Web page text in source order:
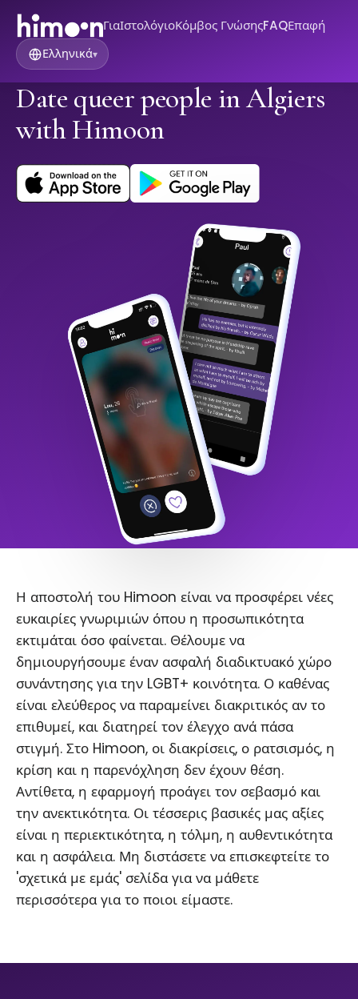
ΓιαΙστολόγιοΚόμβος ΓνώσηςFAQΕπαφή
Ελληνικά▾
Date queer people in Algiers
with Himoon
Η αποστολή του Himoon είναι να προσφέρει νέες
ευκαιρίες γνωριμιών όπου η προσωπικότητα
εκτιμάται όσο φαίνεται. Θέλουμε να
δημιουργήσουμε έναν ασφαλή διαδικτυακό χώρο
συνάντησης για την LGBT+ κοινότητα. Ο καθένας
είναι ελεύθερος να παραμείνει διακριτικός αν το
επιθυμεί, και διατηρεί τον έλεγχο ανά πάσα
στιγμή. Στο Himoon, οι διακρίσεις, ο ρατσισμός, η
κρίση και η παρενόχληση δεν έχουν θέση.
Αντίθετα, η εφαρμογή προάγει τον σεβασμό και
την ανεκτικότητα. Οι τέσσερις βασικές μας αξίες
είναι η περιεκτικότητα, η τόλμη, η αυθεντικότητα
και η ασφάλεια. Μη διστάσετε να επισκεφτείτε το
'σχετικά με εμάς' σελίδα για να μάθετε
περισσότερα για το ποιοι είμαστε.